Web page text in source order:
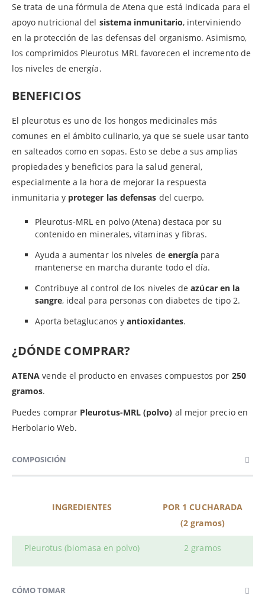
Se trata de una fórmula de Atena que está indicada para el
apoyo nutricional del sistema inmunitario, interviniendo
en la protección de las defensas del organismo. Asimismo,
los comprimidos Pleurotus MRL favorecen el incremento de
los niveles de energía.
BENEFICIOS
El pleurotus es uno de los hongos medicinales más
comunes en el ámbito culinario, ya que se suele usar tanto
en salteados como en sopas. Esto se debe a sus amplias
propiedades y beneficios para la salud general,
especialmente a la hora de mejorar la respuesta
inmunitaria y proteger las defensas del cuerpo.
Pleurotus-MRL en polvo (Atena) destaca por su
contenido en minerales, vitaminas y fibras.
Ayuda a aumentar los niveles de energía para
mantenerse en marcha durante todo el día.
Contribuye al control de los niveles deazúcar en la
sangre, ideal para personas con diabetes de tipo 2.
Aporta betaglucanos yantioxidantes.
¿DÓNDE COMPRAR?
ATENAvende el producto en envases compuestos por 250
gramos.
Puedes comprar Pleurotus-MRL (polvo) al mejor precio en
Herbolario Web.
COMPOSICIÓN
INGREDIENTES
POR 1 CUCHARADA
(2 gramos)
Pleurotus (biomasa en polvo) 2 gramos
CÓMO TOMAR